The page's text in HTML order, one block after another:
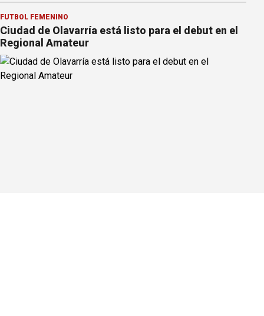
FÚTBOL FEMENINO
Ciudad de Olavarría está listo para el debut en el
Regional Amateur